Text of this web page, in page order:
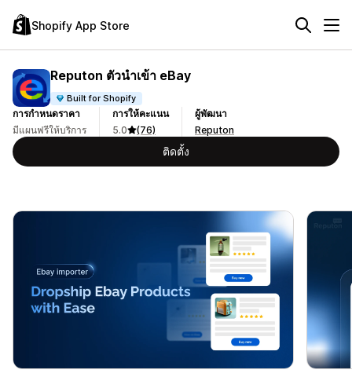
Shopify App Store
Reputon ตัวนำเข้า eBay
Built for Shopify
การกำหนดราคา
มีแผนฟรีให้บริการ
การให้คะแนน
5.0
(76)
ผู้พัฒนา
Reputon
ติดตั้ง